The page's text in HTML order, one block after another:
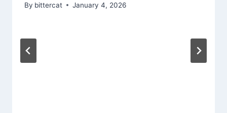
By bittercat January 4, 2026